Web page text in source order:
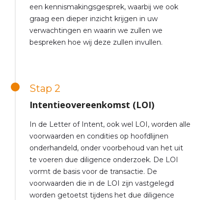
een kennismakingsgesprek, waarbij we ook
graag een dieper inzicht krijgen in uw
verwachtingen en waarin we zullen we
bespreken hoe wij deze zullen invullen.
Stap 2
Intentieovereenkomst (LOI)
In de Letter of Intent, ook wel LOI, worden alle
voorwaarden en condities op hoofdlijnen
onderhandeld, onder voorbehoud van het uit
te voeren due diligence onderzoek. De LOI
vormt de basis voor de transactie. De
voorwaarden die in de LOI zijn vastgelegd
worden getoetst tijdens het due diligence